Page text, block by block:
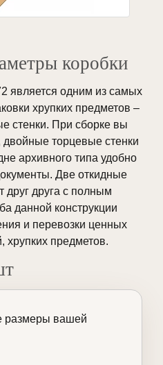
коробки
является одним из самых
хрупких предметов –
стенки. При сборке вы
двойные торцевые стенки
архивного типа удобно
Две откидные
друга с полным
данной конструкции
и перевозки ценных
предметов.
размеры вашей